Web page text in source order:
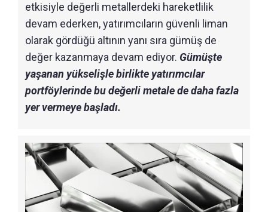
etkisiyle değerli metallerdeki hareketlilik
devam ederken, yatırımcıların güvenli liman
olarak gördüğü altının yanı sıra gümüş de
değer kazanmaya devam ediyor. Gümüşte
yaşanan yükselişle birlikte yatırımcılar
portföylerinde bu değerli metale de daha fazla
yer vermeye başladı.